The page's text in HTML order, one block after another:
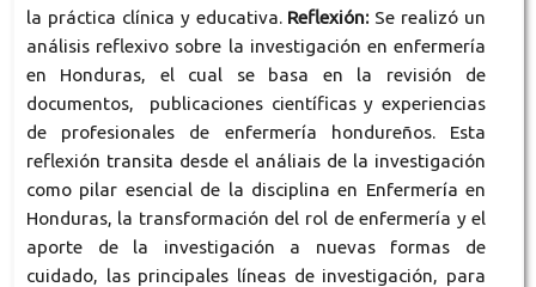
la práctica clínica y educativa. Reflexión: Se realizó un
análisis reflexivo sobre la investigación en enfermería
en Honduras, el cual se basa en la revisión de
documentos, publicaciones científicas y experiencias
de profesionales de enfermería hondureños. Esta
reflexión transita desde el análiais de la investigación
como pilar esencial de la disciplina en Enfermería en
Honduras, la transformación del rol de enfermería y el
aporte de la investigación a nuevas formas de
cuidado, las principales líneas de investigación, para